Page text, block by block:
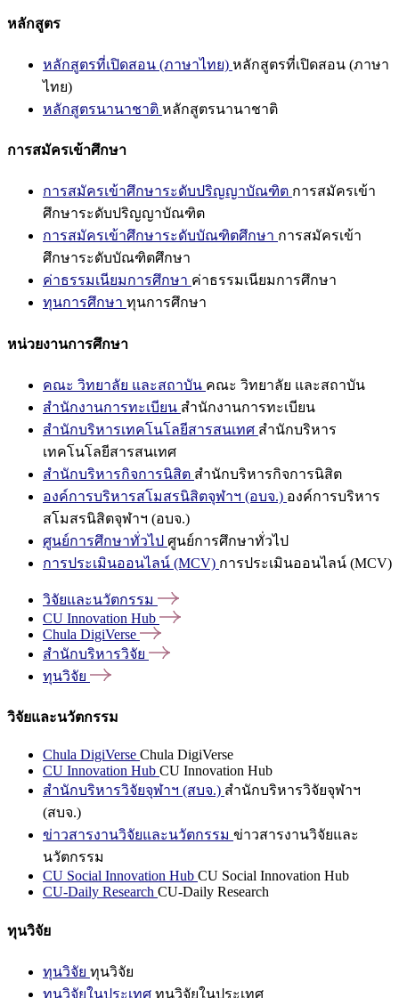
หลักสูตร
หลักสูตรที่เปิดสอน (ภาษาไทย) หลักสูตรที่เปิดสอน (ภาษา
ไทย)
หลักสูตรนานาชาติ หลักสูตรนานาชาติ
การสมัครเข้าศึกษา
การสมัครเข้าศึกษาระดับปริญญาบัณฑิต การสมัครเข้า
ศึกษาระดับปริญญาบัณฑิต
การสมัครเข้าศึกษาระดับบัณฑิตศึกษา การสมัครเข้า
ศึกษาระดับบัณฑิตศึกษา
ค่าธรรมเนียมการศึกษา ค่าธรรมเนียมการศึกษา
ทุนการศึกษา ทุนการศึกษา
หน่วยงานการศึกษา
คณะ วิทยาลัย และสถาบัน คณะ วิทยาลัย และสถาบัน
สำนักงานการทะเบียน สำนักงานการทะเบียน
สำนักบริหารเทคโนโลยีสารสนเทศ สำนักบริหาร
เทคโนโลยีสารสนเทศ
สำนักบริหารกิจการนิสิต สำนักบริหารกิจการนิสิต
องค์การบริหารสโมสรนิสิตจุฬาฯ (อบจ.) องค์การบริหาร
สโมสรนิสิตจุฬาฯ (อบจ.)
ศูนย์การศึกษาทั่วไป ศูนย์การศึกษาทั่วไป
การประเมินออนไลน์ (MCV) การประเมินออนไลน์ (MCV)
วิจัยและนวัตกรรม
CU Innovation Hub
Chula DigiVerse
สำนักบริหารวิจัย
ทุนวิจัย
วิจัยและนวัตกรรม
Chula DigiVerse Chula DigiVerse
CU Innovation Hub CU Innovation Hub
สำนักบริหารวิจัยจุฬาฯ (สบจ.) สำนักบริหารวิจัยจุฬาฯ
(สบจ.)
ข่าวสารงานวิจัยและนวัตกรรม ข่าวสารงานวิจัยและ
นวัตกรรม
CU Social Innovation Hub CU Social Innovation Hub
CU-Daily Research CU-Daily Research
ทุนวิจัย
ทุนวิจัย ทุนวิจัย
ทุนวิจัยในประเทศ ทุนวิจัยในประเทศ